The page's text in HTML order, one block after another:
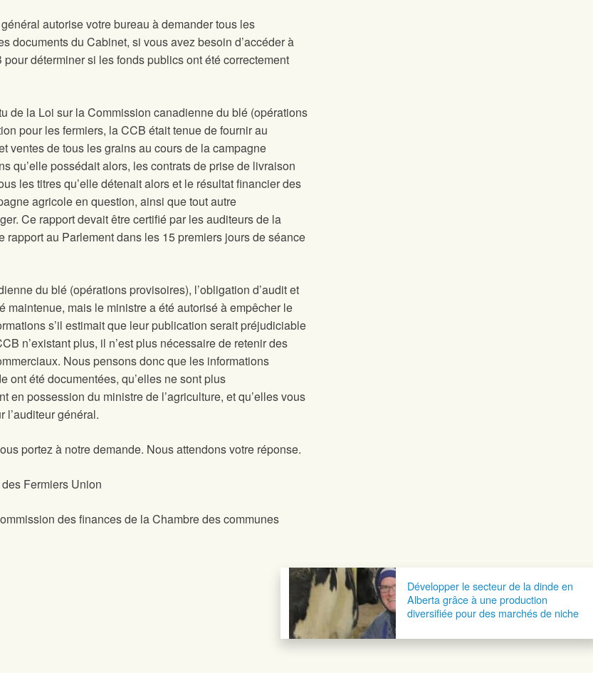
autorise votre bureau à demander tous les
documents du Cabinet, si vous avez besoin d’accéder à
pour déterminer si les fonds publics ont été correctement
de la Loi sur la Commission canadienne du blé (opérations
pour les fermiers, la CCB était tenue de fournir au
ventes de tous les grains au cours de la campagne
qu’elle possédait alors, les contrats de prise de livraison
les titres qu’elle détenait alors et le résultat financier des
agricole en question, ainsi que tout autre
Ce rapport devait être certifié par les auditeurs de la
rapport au Parlement dans les 15 premiers jours de séance
du blé (opérations provisoires), l’obligation d’audit et
mais le ministre a été autorisé à empêcher le
s’il estimait que leur publication serait préjudiciable
n’existant plus, il n’est plus nécessaire de retenir des
Nous pensons donc que les informations
ont été documentées, qu’elles ne sont plus
en possession du ministre de l’agriculture, et qu’elles vous
l’auditeur général.
portez à notre demande. Nous attendons votre réponse.
Fermiers Union
des finances de la Chambre des communes
Développer le secteur de la dinde en
Alberta grâce à une production
diversifiée pour des marchés de niche